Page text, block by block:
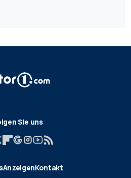
Sie uns
AnzeigenKontakt